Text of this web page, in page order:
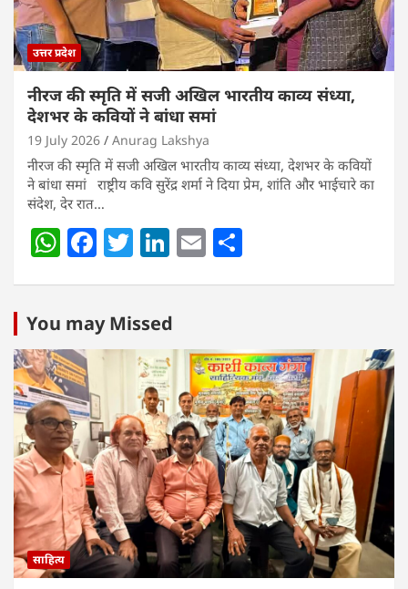
उत्तर प्रदेश
नीरज की स्मृति में सजी अखिल भारतीय काव्य संध्या,
देशभर के कवियों ने बांधा समां
19 July 2026 Anurag Lakshya
नीरज की स्मृति में सजी अखिल भारतीय काव्य संध्या, देशभर के कवियों
ने बांधा समां राष्ट्रीय कवि सुरेंद्र शर्मा ने दिया प्रेम, शांति और भाईचारे का
संदेश, देर रात…
W
s
A
p
p
F
e
b
o
o
k
T
er
Li
e
dI
n
E
You may Missed
साहित्य